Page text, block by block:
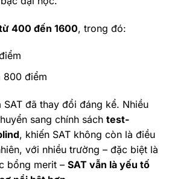
400 đến 1600, trong đó:
800 điểm
SAT đã thay đổi đáng kể. Nhiều
sang chính sách test-
, khiến SAT không còn là điều
với nhiều trường – đặc biệt là
bổng merit – SAT vẫn là yếu tố